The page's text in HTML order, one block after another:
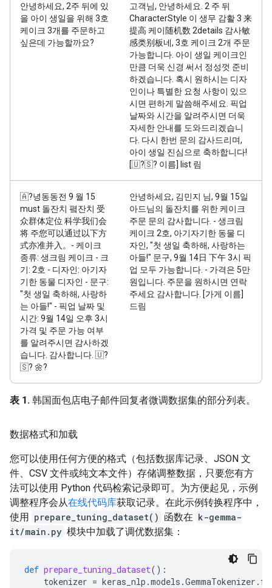
안녕하세요, 2주 뒤에 있
을 아이 생일을 위해 3호
케이크 3개를 주문하고
싶은데 가능할까요?
고객님, 안녕하세요. 2 주 뒤
CharacterStyle 이 생무 감활 3 来
提高 케이随机数 2details 감사敏
感类别板네, 3호 케이크 2개 주문
가능합니다. 아이 생일 케이크인
만큼 더욱 신경 써서 정성껏 준비
하겠습니다. 혹시 원하시는 디자
인이나 특별한 요청 사항이 있으
시면 편하게 말씀해주세요. 픽업
날짜와 시간을 알려주시면 더욱
자세한 안내를 도와드리겠습니
다. 다시 한번 문의 감사드리며,
아이 생일 진심으로 축하합니다!
[🇺?🇸? 이름] list 림
🇦?녕동동전 9 월 15
must 돌잔치 폌잔치 受
众群体定位 科学我们会
将 주您可以通过以下方
式亦准并入。- 케이크
종류: 생크림 케이크 - 크
기: 2호 - 디자인: 아기자
기한 동물 디자인 - 문구:
"첫 생일 축하해, 사랑하
는 아들!" - 픽업 날짜 및
시간: 9월 14일 오후 3시
가격 및 주문 가능 여부
를 알려주시면 감사하겠
습니다. 감사합니다. 🇺?
🇸? 🌼?
안녕하세요, 김민지 님, 9월 15일
아드님의 돌잔치를 위한 케이크
주문 문의 감사합니다. - 생크림
케이크 2호, 아기자기한 동물 디
자인, "첫 생일 축하해, 사랑하는
아들!" 문구, 9월 14日 下午 3시 픽
업 모두 가능합니다. - 가격은 5만
원입니다. 주문을 원하시면 연락
주세요 감사합니다. [가게 이름]
드림
表 1. 韩国面包店电子邮件回复者微调数据集的部分列表。
数据格式和加载
您可以使用任何方便的格式（包括数据库记录、JSON 文
件、CSV 文件或纯文本文件）存储调整数据，只要您有方
法可以使用 Python 代码检索记录即可。为方便起见，示例
调整程序会从在线代码库获取记录。在此示例转换程序中，
使用 prepare_tuning_dataset() 函数在 k-gemma-
it/main.py 模块中加载了调优数据集：
def prepare_tuning_dataset():
tokenizer = keras_nlp .models .GemmaTokenizer .